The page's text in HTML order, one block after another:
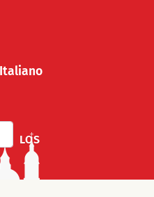
Italiano
LOS